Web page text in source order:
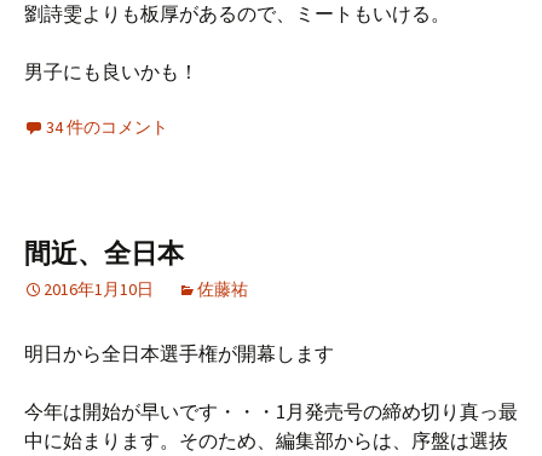
劉詩雯よりも板厚があるので、ミートもいける。
男子にも良いかも！
34 件のコメント
間近、全日本
2016年1月10日 佐藤祐
明日から全日本選手権が開幕します
今年は開始が早いです・・・1月発売号の締め切り真っ最
中に始まります。そのため、編集部からは、序盤は選抜